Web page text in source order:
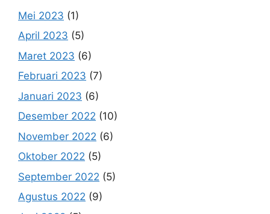
Mei 2023 (1)
April 2023 (5)
Maret 2023 (6)
Februari 2023 (7)
Januari 2023 (6)
Desember 2022 (10)
November 2022 (6)
Oktober 2022 (5)
September 2022 (5)
Agustus 2022 (9)